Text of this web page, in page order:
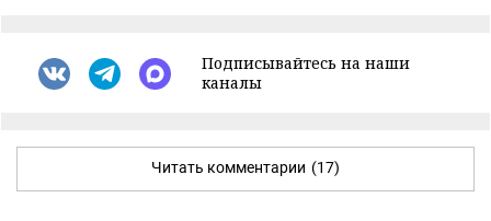
Подписывайтесь на наши
каналы
Читать комментарии (17)